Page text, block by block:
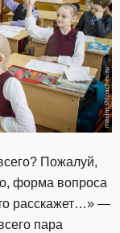
Пожалуй,
форма вопроса
расскажет…» —
пара